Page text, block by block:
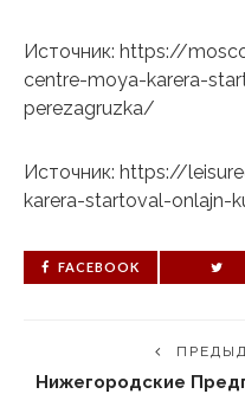
Источник: https://
centre-moya-karera-
perezagruzka/
Источник: https://
karera-startoval-onlajn-
FACEBOOK
Нижегородские